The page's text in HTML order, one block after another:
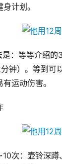
计划。
：等等介绍
分钟）。等到
运动伤害。
次：壶铃深